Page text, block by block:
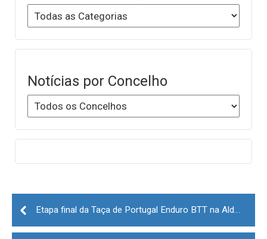
Notícias por Concelho
Post
navigation
Etapa final da Taça de Portugal Enduro BTT na Aldeia de Montanha de Cadafaz